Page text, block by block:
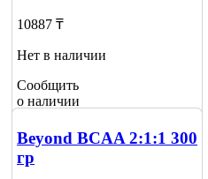
10887 ₸
Нет в наличии
Сообщить
о наличии
Beyond BCAA 2:1:1 300
гр